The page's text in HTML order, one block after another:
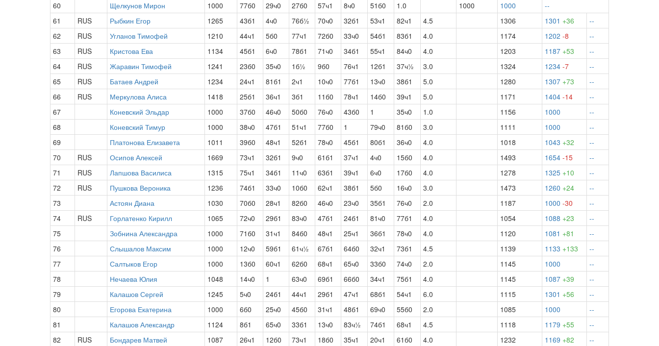
60
Щелкунов Мирон 1000 77б0 29ч0 27б0 57ч1 8ч0 51б0 1.0 1000 1000
--
61
RUS Рыбкин Егор 1265 43б1 4ч0 76б½ 70ч0 32б1 53ч1 82ч1 4.5 1306 1301 +36
--
62
RUS Угланов Тимофей 1210 44ч1 5б0 77ч1 72б0 33ч0 54б1 83б1 4.0 1174 1202 -8
--
63
RUS Кристова Ева 1134 45б1 6ч0 78б1 71ч0 34б1 55ч1 84ч0 4.0 1203 1187 +53
--
64
RUS Жаравин Тимофей 1241 23б0 35ч0 1б½ 9б0 76ч1 12б1 37ч½ 3.0 1324 1234 -7
--
65
RUS Батаев Андрей 1234 24ч1 81б1 2ч1 10ч0 77б1 13ч0 38б1 5.0 1280 1307 +73
--
66
RUS Меркулова Алиса 1418 25б1 36ч1 3б1 11б0 78ч1 14б0 39ч1 5.0 1171 1404 -14
--
67
Коневский Эльдар 1000 37б0 46ч0 50б0 76ч0 43б0 1 35ч0 1.0 1156 1000
--
68
Коневский Тимур 1000 38ч0 47б1 51ч1 77б0 1 79ч0 81б0 3.0 1111 1000
--
69
Платонова Елизавета 1011 39б0 48ч1 52б1 78ч0 45б1 80б1 36ч0 4.0 1018 1043 +32
--
70
RUS Осипов Алексей 1669 73ч1 32б1 9ч0 61б1 37ч1 4ч0 15б0 4.0 1493 1654 -15
--
71
RUS Лапшова Василиса 1315 75ч1 34б1 11ч0 63б1 39ч1 6ч0 17б0 4.0 1278 1325 +10
--
72
RUS Пушкова Вероника 1236 74б1 33ч0 10б0 62ч1 38б1 5б0 16ч0 3.0 1473 1260 +24
--
73
Астоян Диана 1030 70б0 28ч1 82б0 46ч0 23ч0 35б1 76ч0 2.0 1187 1000 -30
--
74
RUS Горлатенко Кирилл 1065 72ч0 29б1 83ч0 47б1 24б1 81ч0 77б1 4.0 1054 1088 +23
--
75
Зобнина Александра 1000 71б0 31ч1 84б0 48ч1 25ч1 36б1 78ч0 4.0 1120 1081 +81
--
76
Слышалов Максим 1000 12ч0 59б1 61ч½ 67б1 64б0 32ч1 73б1 4.5 1139 1133 +133
--
77
Салтыков Егор 1000 13б0 60ч1 62б0 68ч1 65ч0 33б0 74ч0 2.0 1145 1000
--
78
Нечаева Юлия 1048 14ч0 1 63ч0 69б1 66б0 34ч1 75б1 4.0 1145 1087 +39
--
79
Калашов Сергей 1245 5ч0 24б1 44ч1 29б1 47ч1 68б1 54ч1 6.0 1115 1301 +56
--
80
Егорова Екатерина 1000 6б0 25ч0 45б0 31ч1 48б1 69ч0 55б0 2.0 1085 1000
--
81
Калашов Александр 1124 8б1 65ч0 33б1 13ч0 83ч½ 74б1 68ч1 4.5 1118 1179 +55
--
82
RUS Бондарев Матвей 1087 26ч1 12б0 73ч1 18б0 35ч1 20ч1 61б0 4.0 1232 1169 +82 --